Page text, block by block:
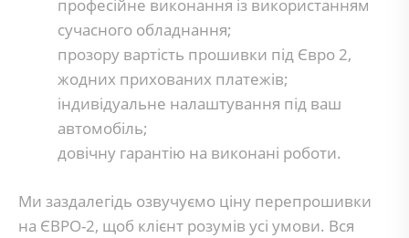
професійне виконання із використанням
сучасного обладнання;
прозору вартість прошивки під Євро 2,
жодних прихованих платежів;
індивідуальне налаштування під ваш
автомобіль;
довічну гарантію на виконані роботи.
Ми заздалегідь озвучуємо ціну перепрошивки
на ЄВРО-2, щоб клієнт розумів усі умови. Вся